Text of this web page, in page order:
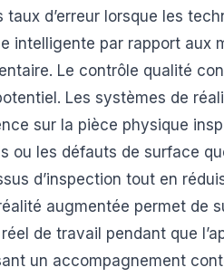
taux d’erreur lorsque les
intelligente par rapport aux
Le contrôle qualité
Les systèmes de
sur la pièce physique
ou les défauts de surface
d’inspection tout en
augmentée permet de
de travail pendant que
un accompagnement